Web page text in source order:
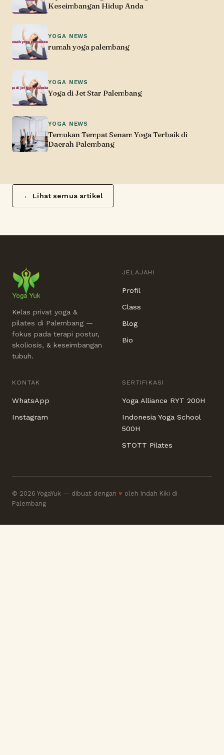
Keseimbangan Hidup Anda
YOGA NEWS
rumah yoga palembang
YOGA NEWS
Yoga di Jet Star Palembang
YOGA NEWS
Temukan Tempat Senam Yoga Terbaik di
Daerah Palembang
← Lihat semua artikel
Kelas privat yoga &
pilates di Palembang —
fokus pada terapi postur,
skoliosis, & keseimbangan
tubuh.
JELAJAHI
Profil
Class
Blog
Bio
KONTAK
WhatsApp
Instagram
SERTIFIKASI
Yoga Alliance RYT 200H
Indonesia Yoga School
500H
STOTT Pilates
© 2026 YogaYuk — dibuat dengan ♥ oleh Indah Kiki di
Palembang